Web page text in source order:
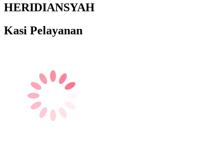
HERIDIANSYAH
Kasi Pelayanan